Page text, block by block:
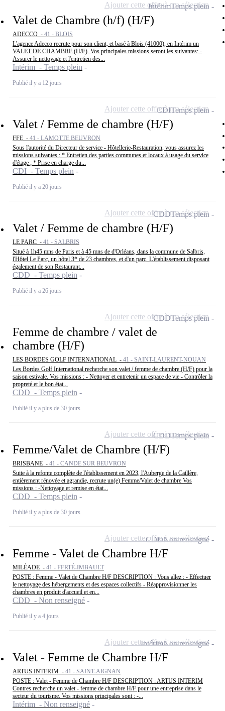
Valet de Chambre (h/f) (H/F)
ADECCO - 41 - BLOIS
L'agence Adecco recrute pour son client, et basé à Blois (41000), en Intérim un
VALET DE CHAMBRE (H/F). Vos principales missions seront les suivantes: -
Assurer le nettoyage et l'entretien des...
Intérim - Temps plein
Publié il y a 12 jours
IntérimTemps plein
Ajouter cette offre à ma sélection
Valet / Femme de chambre (H/F)
FFE - 41 - LAMOTTE BEUVRON
Sous l'autorité du Directeur de service - Hôtellerie-Restauration, vous assurez les
missions suivantes : * Entretien des parties communes et locaux à usage du service
d'étage ; * Prise en charge du...
CDI - Temps plein
Publié il y a 20 jours
CDITemps plein
Ajouter cette offre à ma sélection
Valet / Femme de chambre (H/F)
LE PARC - 41 - SALBRIS
Situé à 1h45 mns de Paris et à 45 mns de d'Orléans, dans la commune de Salbris,
l'Hôtel Le Parc, un hôtel 3* de 23 chambres, et d'un parc. L'établissement disposant
également de son Restaurant...
CDD - Temps plein
Publié il y a 26 jours
CDDTemps plein
Ajouter cette offre à ma sélection
Femme de chambre / valet de
chambre (H/F)
LES BORDES GOLF INTERNATIONAL - 41 - SAINT-LAURENT-NOUAN
Les Bordes Golf International recherche son valet / femme de chambre (H/F) pour la
saison estivale. Vos missions : - Nettoyer et entretenir un espace de vie - Contrôler la
propreté et le bon état...
CDD - Temps plein
Publié il y a plus de 30 jours
CDDTemps plein
Ajouter cette offre à ma sélection
Femme/Valet de Chambre (H/F)
BRISBANE - 41 - CANDE SUR BEUVRON
Suite à la refonte complète de l'établissement en 2023, l'Auberge de la Caillère,
entièrement rénovée et agrandie, recrute un(e) Femme/Valet de chambre Vos
missions : -Nettoyage et remise en état...
CDD - Temps plein
Publié il y a plus de 30 jours
CDDTemps plein
Ajouter cette offre à ma sélection
Femme - Valet de Chambre H/F
MILÉADE - 41 - FERTÉ-IMBAULT
POSTE : Femme - Valet de Chambre H/F DESCRIPTION : Vous allez : - Effectuer
le nettoyage des hébergements et des espaces collectifs - Réapprovisionner les
chambres en produit d'accueil et en...
CDD - Non renseigné
Publié il y a 4 jours
CDDNon renseigné
Ajouter cette offre à ma sélection
Valet - Femme de Chambre H/F
ARTUS INTERIM - 41 - SAINT-AIGNAN
POSTE : Valet - Femme de Chambre H/F DESCRIPTION : ARTUS INTERIM
Contres recherche un valet - femme de chambre H/F pour une entreprise dans le
secteur du tourisme. Vos missions principales sont : -...
Intérim - Non renseigné
IntérimNon renseigné
Ajouter cette offre à ma sélection